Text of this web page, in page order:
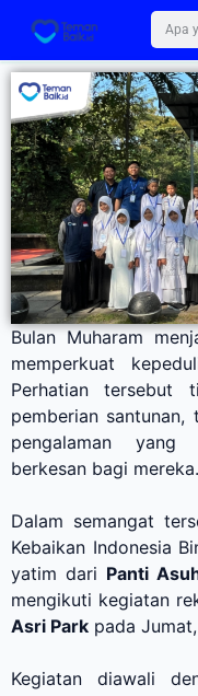
Bulan Muharam
memperkuat
Perhatian tersebut
pemberian
pengalaman yang
berkesan bagi mereka.
Dalam semangat
Kebaikan Indonesia
yatim dari Panti
mengikuti kegiatan
Asri Park pada
Kegiatan diawali